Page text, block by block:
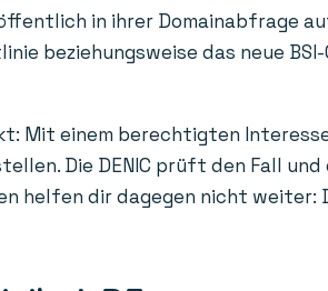
in ihrer Domainabfrage
beziehungsweise das neue
Mit einem berechtigten
Die DENIC prüft den Fall
helfen dir dagegen nicht